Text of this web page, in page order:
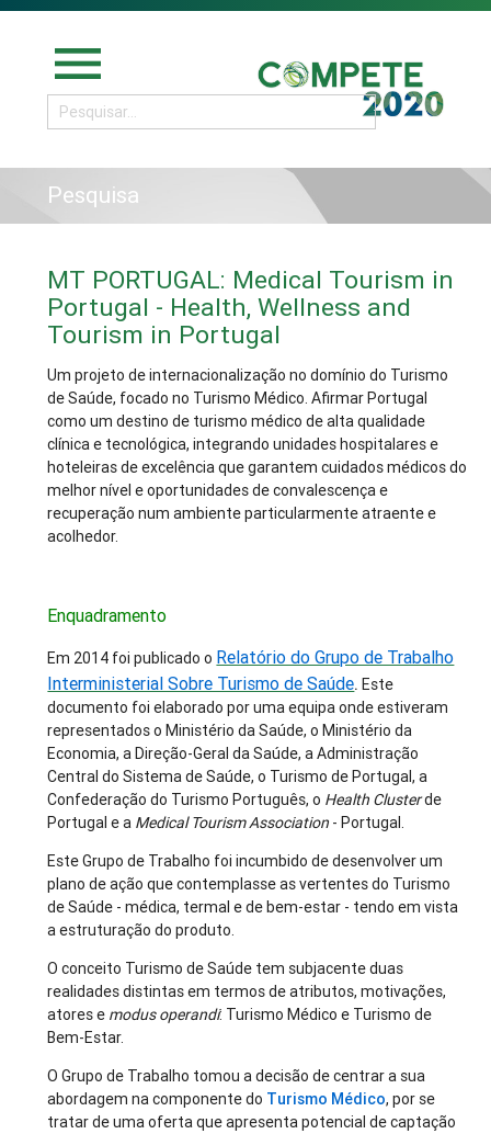
menu
Pesquisa
MT PORTUGAL: Medical Tourism in
Portugal - Health, Wellness and
Tourism in Portugal
Um projeto de internacionalização no domínio do Turismo
de Saúde, focado no Turismo Médico. Afirmar Portugal
como um destino de turismo médico de alta qualidade
clínica e tecnológica, integrando unidades hospitalares e
hoteleiras de excelência que garantem cuidados médicos do
melhor nível e oportunidades de convalescença e
recuperação num ambiente particularmente atraente e
acolhedor.
Enquadramento
Em 2014 foi publicado o Relatório do Grupo de Trabalho
Interministerial Sobre Turismo de Saúde. Este
documento foi elaborado por uma equipa onde estiveram
representados o Ministério da Saúde, o Ministério da
Economia, a Direção-Geral da Saúde, a Administração
Central do Sistema de Saúde, o Turismo de Portugal, a
Confederação do Turismo Português, o Health Clusterde
Portugal e a Medical Tourism Association - Portugal.
Este Grupo de Trabalho foi incumbido de desenvolver um
plano de ação que contemplasse as vertentes do Turismo
de Saúde - médica, termal e de bem-estar - tendo em vista
a estruturação do produto.
O conceito Turismo de Saúde tem subjacente duas
realidades distintas em termos de atributos, motivações,
atores e modus operandi: Turismo Médico e Turismo de
Bem-Estar.
O Grupo de Trabalho tomou a decisão de centrar a sua
abordagem na componente do Turismo Médico, por se
tratar de uma oferta que apresenta potencial de captação